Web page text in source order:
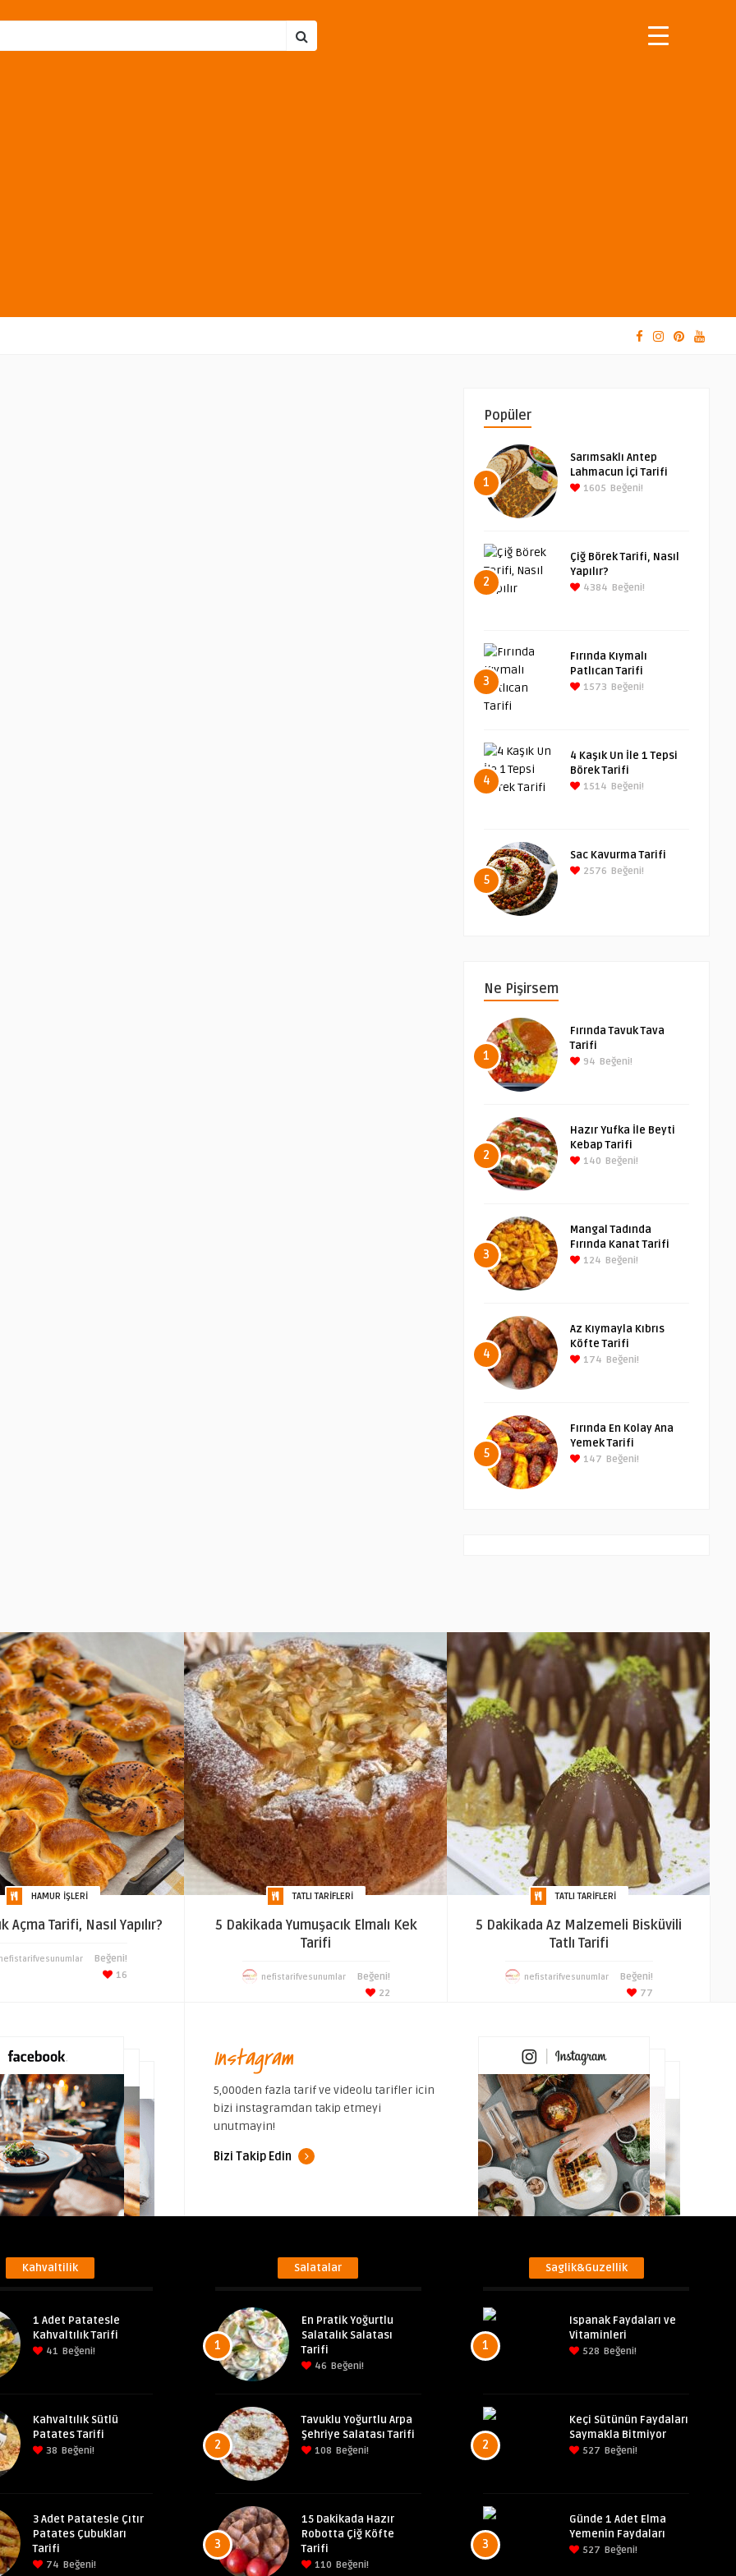
Popüler
1
Sarımsaklı Antep
Lahmacun İçi Tarifi
1605 Beğeni!
2
Çiğ Börek Tarifi, Nasıl
Yapılır?
4384 Beğeni!
3
Fırında Kıymalı
Patlıcan Tarifi
1573 Beğeni!
4
4 Kaşık Un İle 1 Tepsi
Börek Tarifi
1514 Beğeni!
5
Sac Kavurma Tarifi
2576 Beğeni!
Ne Pişirsem
1
Fırında Tavuk Tava
Tarifi
94 Beğeni!
2
Hazır Yufka İle Beyti
Kebap Tarifi
140 Beğeni!
3
Mangal Tadında
Fırında Kanat Tarifi
124 Beğeni!
4
Az Kıymayla Kıbrıs
Köfte Tarifi
174 Beğeni!
5
Fırında En Kolay Ana
Yemek Tarifi
147 Beğeni!
HAMUR İŞLERI
Açma Tarifi, Nasıl Yapılır?
Beğeni!
16
TATLI TARIFLERI
5 Dakikada Yumuşacık Elmalı Kek
Tarifi
nefistarifvesunumlar
Beğeni!
22
TATLI TARIFLERI
5 Dakikada Az Malzemeli Bisküvili
Tatlı Tarifi
nefistarifvesunumlar
Beğeni!
77
Instagram
5,000den fazla tarif ve videolu tarifler icin
bizi instagramdan takip etmeyi
unutmayin!
Bizi Takip Edin
Kahvaltilik
1 Adet Patatesle
Kahvaltılık Tarifi
41 Beğeni!
Kahvaltılık Sütlü
Patates Tarifi
38 Beğeni!
3 Adet Patatesle Çıtır
Patates Çubukları
Tarifi
74 Beğeni!
Salatalar
1
En Pratik Yoğurtlu
Salatalık Salatası
Tarifi
46 Beğeni!
2
Tavuklu Yoğurtlu Arpa
Şehriye Salatası Tarifi
108 Beğeni!
3
15 Dakikada Hazır
Robotta Çiğ Köfte
Tarifi
110 Beğeni!
Saglik&Guzellik
1
Ispanak Faydaları ve
Vitaminleri
528 Beğeni!
2
Keçi Sütünün Faydaları
Saymakla Bitmiyor
527 Beğeni!
3
Günde 1 Adet Elma
Yemenin Faydaları
527 Beğeni!